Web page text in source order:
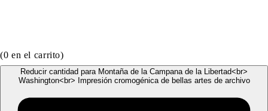
(0 en el carrito)
Reducir cantidad para Montaña de la Campana de la Libertad<br>
Washington<br> Impresión cromogénica de bellas artes de archivo